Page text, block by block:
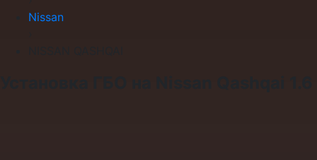
Nissan